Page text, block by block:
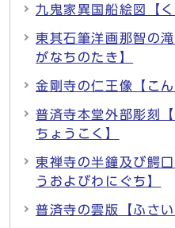
九鬼家異国船絵図【
東其石筆洋画那智の
がなちのたき】
金剛寺の仁王像【こ
普済寺本堂外部彫刻
ちょうこく】
東禅寺の半鐘及び鰐
うおよびわにぐち】
普済寺の雲版【ふさ